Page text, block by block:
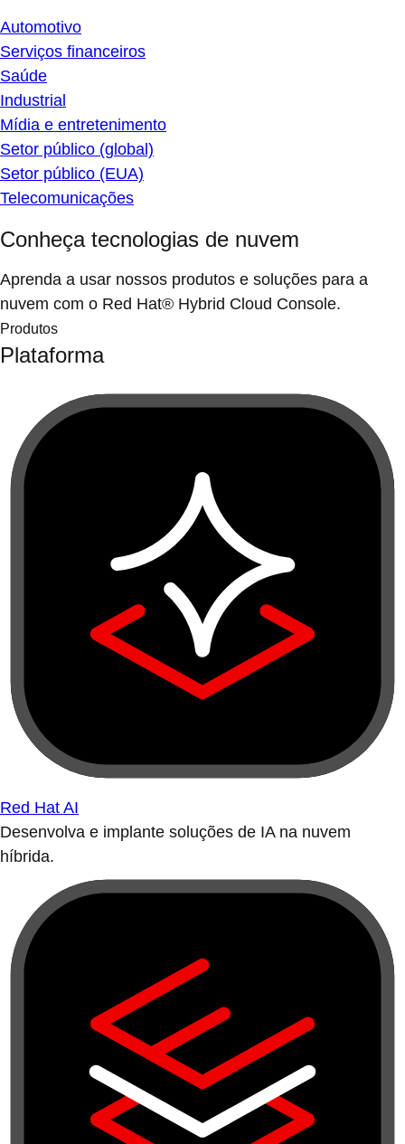
Automotivo
Serviços financeiros
Saúde
Industrial
Mídia e entretenimento
Setor público (global)
Setor público (EUA)
Telecomunicações
Conheça tecnologias de nuvem
Aprenda a usar nossos produtos e soluções para a
nuvem com o Red Hat® Hybrid Cloud Console.
Produtos
Plataforma
Red Hat AI
Desenvolva e implante soluções de IA na nuvem
híbrida.